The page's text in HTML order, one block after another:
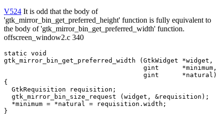
V524 It is odd that the body of
'gtk_mirror_bin_get_preferred_height' function is fully equivalent to
the body of 'gtk_mirror_bin_get_preferred_width' function.
offscreen_window2.c 340
static void
gtk_mirror_bin_get_preferred_width (GtkWidget *widget,
                                    gint      *minimum,
                                    gint      *natural)
{
  GtkRequisition requisition;
  gtk_mirror_bin_size_request (widget, &requisition);
  *minimum = *natural = requisition.width;
}